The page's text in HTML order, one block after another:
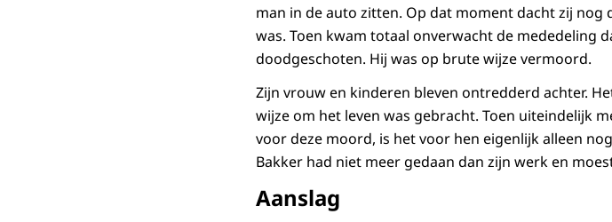
man in de auto zitten. Op dat moment dacht zij
was. Toen kwam totaal onverwacht de mededeling
doodgeschoten. Hij was op brute wijze vermoord.
Zijn vrouw en kinderen bleven ontredderd achter.
wijze om het leven was gebracht. Toen uiteindelijk
voor deze moord, is het voor hen eigenlijk alleen
Bakker had niet meer gedaan dan zijn werk en
Aanslag